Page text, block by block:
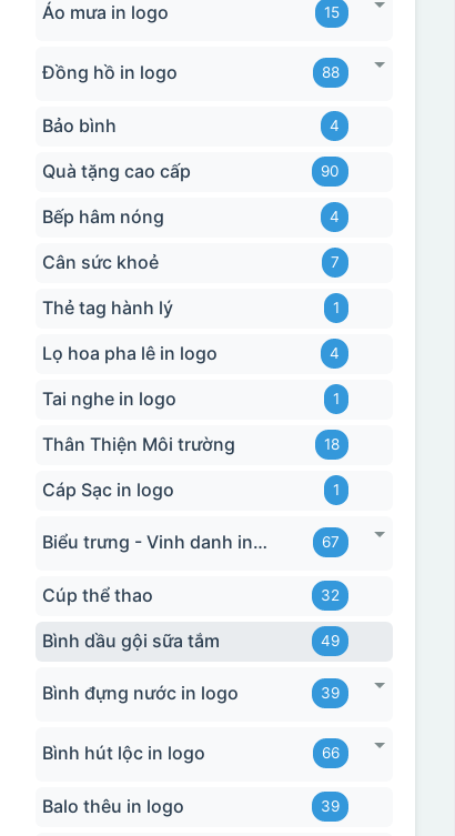
Áo mưa in logo 15
Đồng hồ in logo 88
Bảo bình 4
Quà tặng cao cấp 90
Bếp hâm nóng 4
Cân sức khoẻ 7
Thẻ tag hành lý 1
Lọ hoa pha lê in logo 4
Tai nghe in logo 1
Thân Thiện Môi trường 18
Cáp Sạc in logo 1
Biểu trưng - Vinh danh in logo 67
Cúp thể thao 32
Bình dầu gội sữa tắm 49
Bình đựng nước in logo 39
Bình hút lộc in logo 66
Balo thêu in logo 39